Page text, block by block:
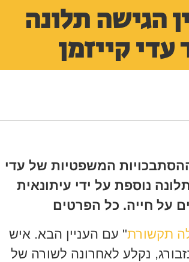
הגישה תלונה
קייזמן
המשפטיות של עדי
נוספת על ידי עיתונאית
על חייה. כל הפרטים
תקשורת" עם העניין הבא. איש
נקלע לאחרונה לשורה של